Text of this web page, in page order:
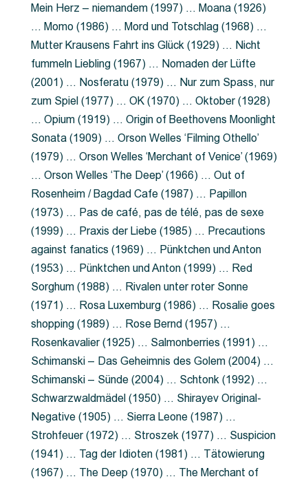
Mein Herz – niemandem (1997) … Moana (1926)
… Momo (1986) … Mord und Totschlag (1968) …
Mutter Krausens Fahrt ins Glück (1929) … Nicht
fummeln Liebling (1967) … Nomaden der Lüfte
(2001) … Nosferatu (1979) … Nur zum Spass, nur
zum Spiel (1977) … OK (1970) … Oktober (1928)
… Opium (1919) … Origin of Beethovens Moonlight
Sonata (1909) … Orson Welles ‘Filming Othello’
(1979) … Orson Welles ‘Merchant of Venice’ (1969)
… Orson Welles ‘The Deep’ (1966) … Out of
Rosenheim / Bagdad Cafe (1987) … Papillon
(1973) … Pas de café, pas de télé, pas de sexe
(1999) … Praxis der Liebe (1985) … Precautions
against fanatics (1969) … Pünktchen und Anton
(1953) … Pünktchen und Anton (1999) … Red
Sorghum (1988) … Rivalen unter roter Sonne
(1971) … Rosa Luxemburg (1986) … Rosalie goes
shopping (1989) … Rose Bernd (1957) …
Rosenkavalier (1925) … Salmonberries (1991) …
Schimanski – Das Geheimnis des Golem (2004) …
Schimanski – Sünde (2004) … Schtonk (1992) …
Schwarzwaldmädel (1950) … Shirayev Original-
Negative (1905) … Sierra Leone (1987) …
Strohfeuer (1972) … Stroszek (1977) … Suspicion
(1941) … Tag der Idioten (1981) … Tätowierung
(1967) … The Deep (1970) … The Merchant of